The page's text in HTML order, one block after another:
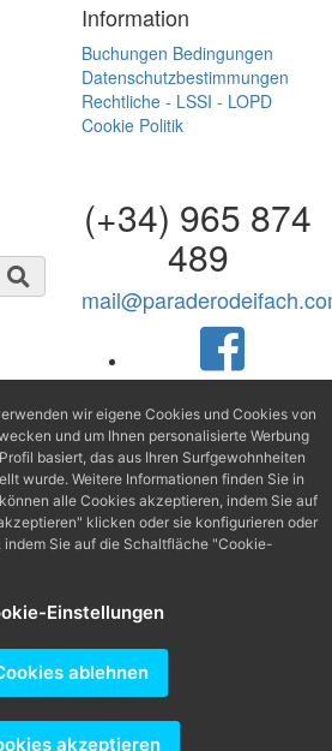
Information
Buchungen Bedingungen
Datenschutzbestimmungen
Rechtliche - LSSI - LOPD
Cookie Politik
(+34) 965 874
489
wir eigene Cookies und Cookies von
und um Ihnen personalisierte Werbung
basiert, das aus Ihren Surfgewohnheiten
wurde. Weitere Informationen finden Sie in
alle Cookies akzeptieren, indem Sie auf
klicken oder sie konfigurieren oder
indem Sie auf die Schaltfläche "Cookie-
Einstellungen
ablehnen
akzeptieren